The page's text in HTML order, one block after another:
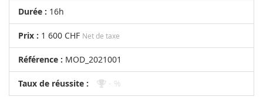
Durée : 16h
Prix : 1 600 CHF Net de taxe
Référence : MOD_2021001
Taux de réussite : - %